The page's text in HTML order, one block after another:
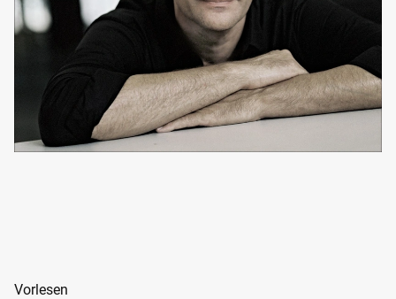
Vorlesen